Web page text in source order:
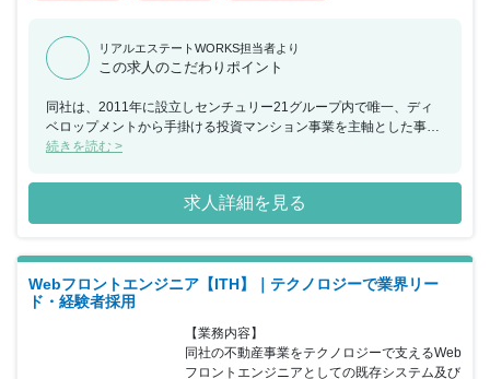
リアルエステートWORKS担当者より
この求人のこだわりポイント
同社は、2011年に設立しセンチュリー21グループ内で唯一、ディ
ベロップメントから手掛ける投資マンション事業を主軸とした事業
を展開しています。 2019年より支店展開をスタートし名古屋、札
的とした新規事業が次々と立ち上がっています。 今回の募集はその
１つである「ライフコンサルティング事業」、生命保険のコンサル
ティング営業を募集することとなりました。電話営業をしたり、ご
まなアプローチからアポイントを獲得し、新規営業を行っていただ
きます。多数の保険会社と代理店契約を結んでいますので、お客様
へ幅広い商品提案ができるのが同社の強みです。事業規模・内容と
もに新たな拡大フェーズを迎えた現在、レイシャスと共に成長でき
る人材を募集しています。
続きを読む >
求人詳細を見る
Webフロントエンジニア【ITH】｜テクノロジーで業界リー
ド・経験者採用
【業務内容】
同社の不動産事業をテクノロジーで支えるWeb
フロントエンジニアとしての既存システム及び